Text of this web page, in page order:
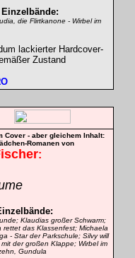
die Flirtkanone - Wirbel im
lackierter Hardcover-
Zustand
Cover - aber gleichem Inhalt:
Romanen von
:
Klaudias großer Schwarm;
rettet das Klassenfest; Michaela
- Star der Parkschule; Silvy will
der großen Klappe; Wirbel im
Gundula